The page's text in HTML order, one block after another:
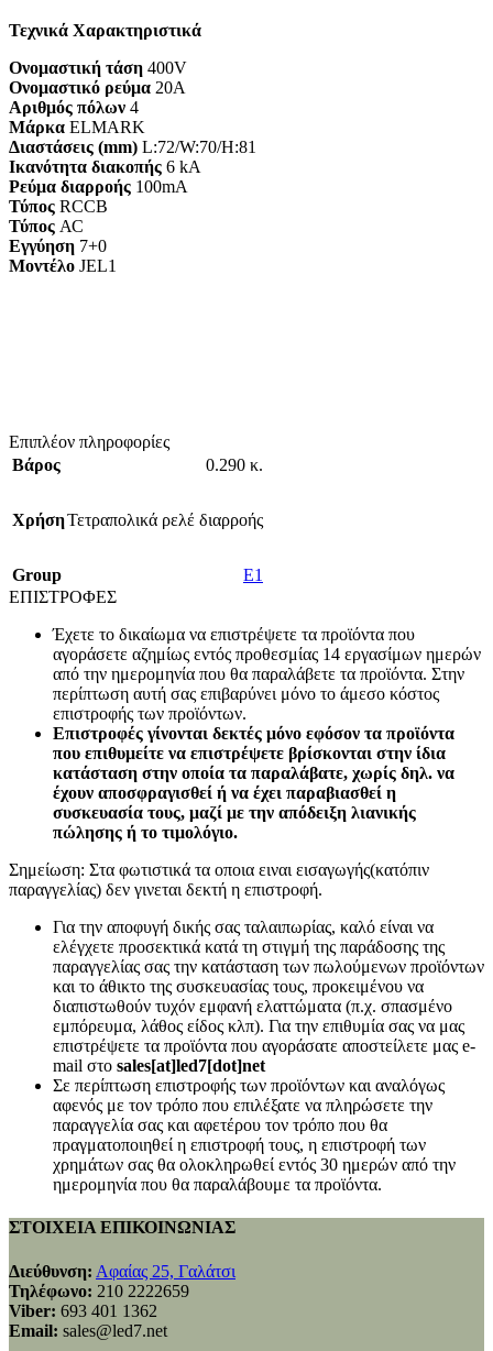
Τεχνικά Χαρακτηριστικά
Ονομαστική τάση 400V
Ονομαστικό ρεύμα 20A
Αριθμός πόλων 4
Μάρκα ELMARK
Διαστάσεις (mm) L:72/W:70/H:81
Ικανότητα διακοπής 6 kA
Ρεύμα διαρροής 100mA
Τύπος RCCB
Τύπος АС
Εγγύηση 7+0
Mοντέλο JEL1
Επιπλέον πληροφορίες
Βάρος
0.290 κ.
ΧρήσηΤετραπολικά ρελέ διαρροής
Group
E1
ΕΠΙΣΤΡΟΦΕΣ
Έχετε το δικαίωμα να επιστρέψετε τα προϊόντα που
αγοράσετε αζημίως εντός προθεσμίας 14 εργασίμων ημερών
από την ημερομηνία που θα παραλάβετε τα προϊόντα. Στην
περίπτωση αυτή σας επιβαρύνει μόνο το άμεσο κόστος
επιστροφής των προϊόντων.
Επιστροφές γίνονται δεκτές μόνο εφόσον τα προϊόντα
που επιθυμείτε να επιστρέψετε βρίσκονται στην ίδια
κατάσταση στην οποία τα παραλάβατε, χωρίς δηλ. να
έχουν αποσφραγισθεί ή να έχει παραβιασθεί η
συσκευασία τους, μαζί με την απόδειξη λιανικής
πώλησης ή το τιμολόγιο.
Σημείωση: Στα φωτιστικά τα οποια ειναι εισαγωγής(κατόπιν
παραγγελίας) δεν γινεται δεκτή η επιστροφή.
Για την αποφυγή δικής σας ταλαιπωρίας, καλό είναι να
ελέγχετε προσεκτικά κατά τη στιγμή της παράδοσης της
παραγγελίας σας την κατάσταση των πωλούμενων προϊόντων
και το άθικτο της συσκευασίας τους, προκειμένου να
διαπιστωθούν τυχόν εμφανή ελαττώματα (π.χ. σπασμένο
εμπόρευμα, λάθος είδος κλπ). Για την επιθυμία σας να μας
επιστρέψετε τα προϊόντα που αγοράσατε αποστείλετε μας e-
mail στο sales[at]led7[dot]net
Σε περίπτωση επιστροφής των προϊόντων και αναλόγως
αφενός με τον τρόπο που επιλέξατε να πληρώσετε την
παραγγελία σας και αφετέρου τον τρόπο που θα
πραγματοποιηθεί η επιστροφή τους, η επιστροφή των
χρημάτων σας θα ολοκληρωθεί εντός 30 ημερών από την
ημερομηνία που θα παραλάβουμε τα προϊόντα.
ΣΤΟΙΧΕΙΑ ΕΠΙΚΟΙΝΩΝΙΑΣ
Διεύθυνση: Αφαίας 25, Γαλάτσι
Τηλέφωνο: 210 2222659
Viber: 693 401 1362
Email: sales@led7.net